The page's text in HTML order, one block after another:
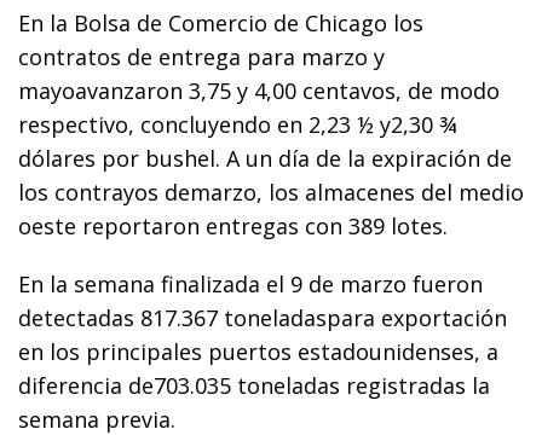
En la Bolsa de Comercio de Chicago los
contratos de entrega para marzo y
mayoavanzaron 3,75 y 4,00 centavos, de modo
respectivo, concluyendo en 2,23 ½ y2,30 ¾
dólares por bushel. A un día de la expiración de
los contrayos demarzo, los almacenes del medio
oeste reportaron entregas con 389 lotes.
En la semana finalizada el 9 de marzo fueron
detectadas 817.367 toneladaspara exportación
en los principales puertos estadounidenses, a
diferencia de703.035 toneladas registradas la
semana previa.